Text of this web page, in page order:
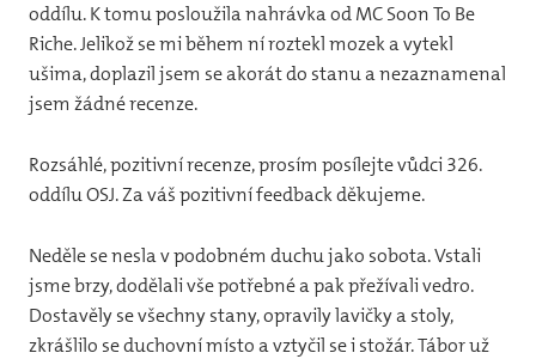
oddílu. K tomu posloužila nahrávka od MC Soon To Be
Riche. Jelikož se mi během ní roztekl mozek a vytekl
ušima, doplazil jsem se akorát do stanu a nezaznamenal
jsem žádné recenze.
Rozsáhlé, pozitivní recenze, prosím posílejte vůdci 326.
oddílu OSJ. Za váš pozitivní feedback děkujeme.
Neděle se nesla v podobném duchu jako sobota. Vstali
jsme brzy, dodělali vše potřebné a pak přežívali vedro.
Dostavěly se všechny stany, opravily lavičky a stoly,
zkrášlilo se duchovní místo a vztyčil se i stožár. Tábor už